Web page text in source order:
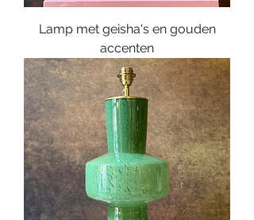
Lamp met geisha's en gouden
accenten